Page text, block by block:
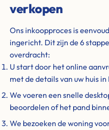
verkopen
Ons inkoopproces is
ingericht. Dit zijn de 6
overdracht:
U start door het online
met de details van uw huis in
We voeren een snelle
beoordelen of het pand
We bezoeken de woning